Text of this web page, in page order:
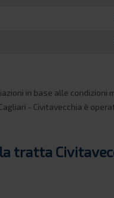
in base alle condizioni
- Civitavecchia è
tratta